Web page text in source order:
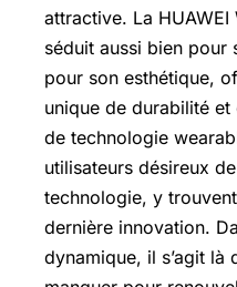
attractive. La HUAWEI
séduit aussi bien pour
pour son esthétique,
unique de durabilité
de technologie
utilisateurs désireux
technologie, y
dernière innovation.
dynamique, il s’agit là